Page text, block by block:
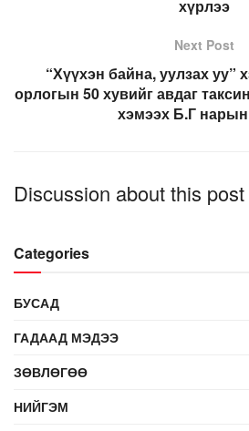
хүрлээ
Next Post
“Хүүхэн байна, уулзах уу”
орлогын 50 хувийг авдаг
хэмээх Б.Г нарын
Discussion about this post
Categories
БУСАД
ГАДААД МЭДЭЭ
ЗӨВЛӨГӨӨ
НИЙГЭМ